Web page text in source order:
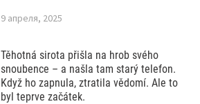
9 апреля, 2025
Těhotná sirota přišla na hrob svého
snoubence – a našla tam starý telefon.
Když ho zapnula, ztratila vědomí. Ale to
byl teprve začátek.